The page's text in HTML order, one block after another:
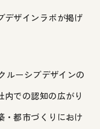
デザインラボが掲げ
ルーシブデザインの
での認知の広がり
・都市づくりにおけ